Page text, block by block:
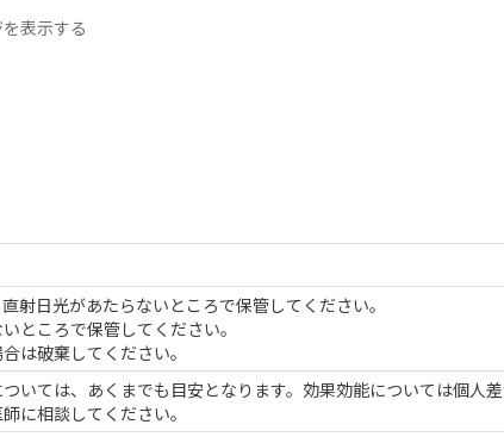
表示する
射日光があたらないところで保管してください。
ところで保管してください。
は破棄してください。
いては、あくまでも目安となります。効果効能については個人
に相談してください。